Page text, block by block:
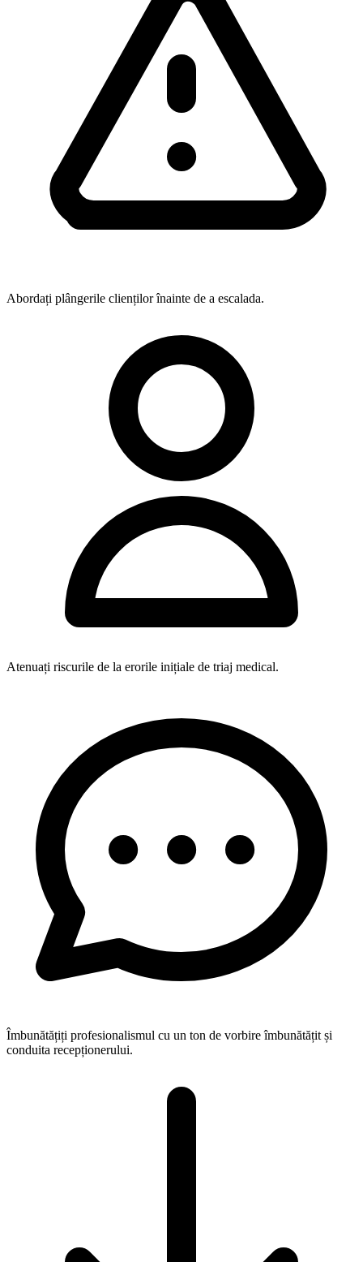
Abordați plângerile clienților înainte de a escalada.
Atenuați riscurile de la erorile inițiale de triaj medical.
Îmbunătățiți profesionalismul cu un ton de vorbire îmbunătățit și
conduita recepționerului.